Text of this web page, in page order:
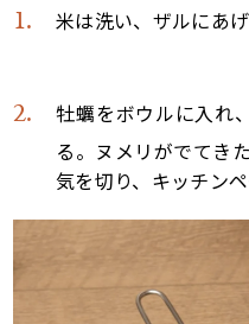
米は洗い、ザルにあ
牡蠣をボウルに入れ
る。ヌメリがでてき
気を切り、キッチン